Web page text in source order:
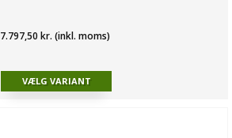
7.797,50 kr. (inkl. moms)